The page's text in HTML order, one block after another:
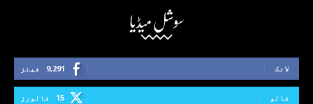
سوشل میڈیا
9,291 فینز لائک
15 فالورز فالو